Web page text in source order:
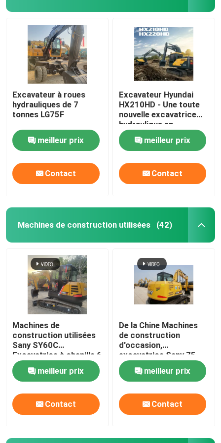
Chargeurs utilisés
Grues de camions d'occasion
Classeur de routes utilisé
Rouleaux routiers usagés
Chargeur de remorque
Excavateur à roues
hydrauliques de 7
tonnes LG75F
meilleur prix
Contact
Excavateur Hyundai
HX210HD - Une toute
nouvelle excavatrice
hydraulique en
provenance de Chine
meilleur prix
Contact
Machines de construction utilisées (42)
Machines de
construction utilisées
Sany SY60C
Excavatrice à chenille 6
tonnes
meilleur prix
Contact
De la Chine Machines
de construction
d'occasion,
excavatrice Sany 75
utilisée
meilleur prix
Contact